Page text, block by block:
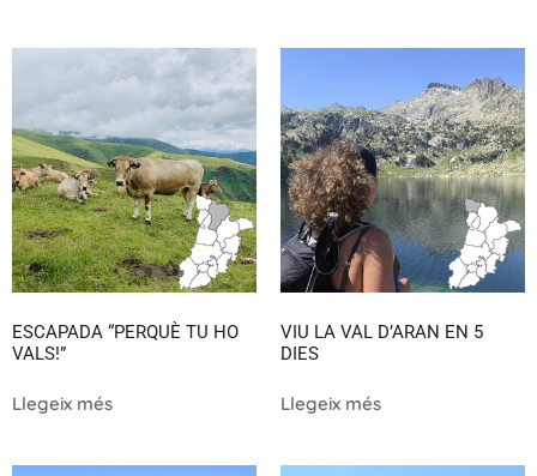
ESCAPADA “PERQUÈ TU HO
VALS!”
Llegeix més
VIU LA VAL D’ARAN EN 5
DIES
Llegeix més